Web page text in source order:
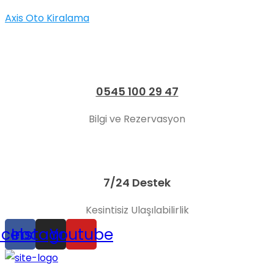
Axis Oto Kiralama
0545 100 29 47
Bilgi ve Rezervasyon
7/24 Destek
Kesintisiz Ulaşılabilirlik
Instagram
Youtube